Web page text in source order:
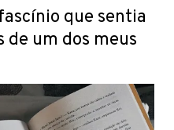
que sentia
de um dos meus